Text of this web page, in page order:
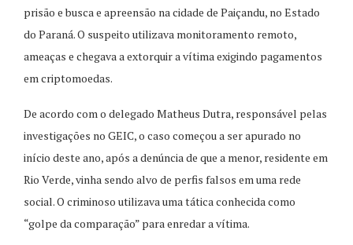
prisão e busca e apreensão na cidade de Paiçandu, no Estado
do Paraná. O suspeito utilizava monitoramento remoto,
ameaças e chegava a extorquir a vítima exigindo pagamentos
em criptomoedas.
De acordo com o delegado Matheus Dutra, responsável pelas
investigações no GEIC, o caso começou a ser apurado no
início deste ano, após a denúncia de que a menor, residente em
Rio Verde, vinha sendo alvo de perfis falsos em uma rede
social. O criminoso utilizava uma tática conhecida como
“golpe da comparação” para enredar a vítima.